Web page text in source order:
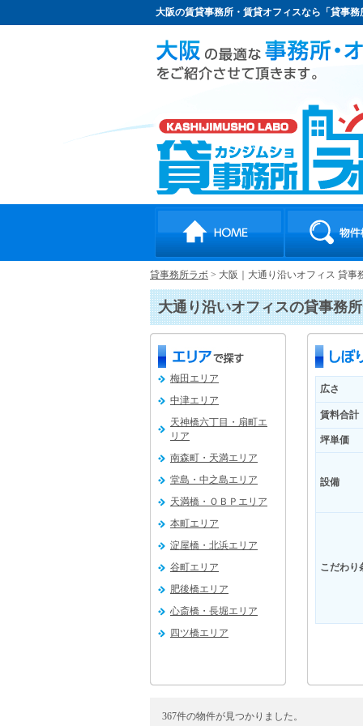
大阪の賃貸事務所・賃貸オフィスなら「貸事務
貸事務所ラボ > 大阪｜大通り沿いオフィス 貸事
大通り沿いオフィスの貸事務
梅田エリア
中津エリア
天神橋六丁目・扇町エ
リア
南森町・天満エリア
堂島・中之島エリア
天満橋・ＯＢＰエリア
本町エリア
淀屋橋・北浜エリア
谷町エリア
肥後橋エリア
心斎橋・長堀エリア
四ツ橋エリア
広さ
賃料合計
坪単価
設備
こだわり
367件の物件が見つかりました。